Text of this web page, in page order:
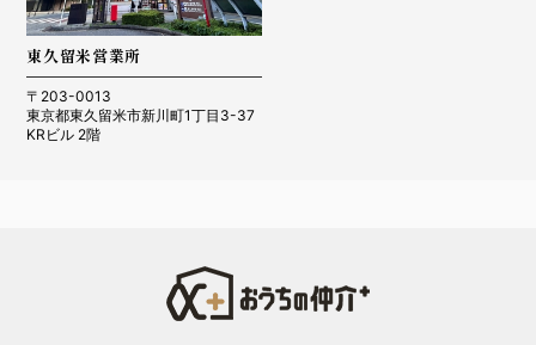
東久留米営業所
〒203-0013
東京都東久留米市新川町1丁目3-37
KRビル 2階